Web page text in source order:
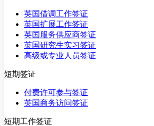
英国借调工作签证
英国扩展工作签证
英国服务供应商签证
英国研究生实习签证
高级或专业人员签证
短期签证
付费许可参与签证
英国商务访问签证
短期工作签证